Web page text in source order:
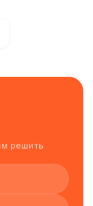
решить